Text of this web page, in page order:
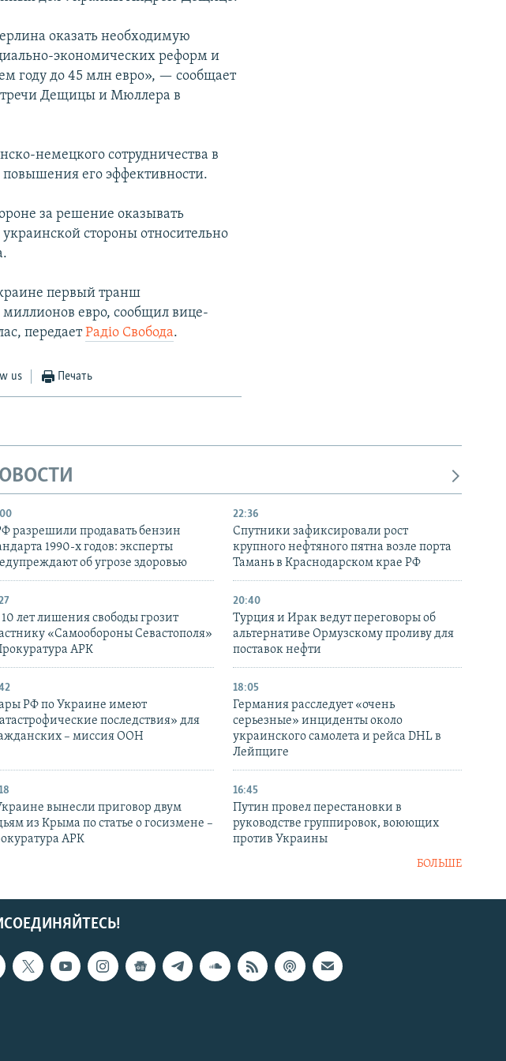
оказать необходимую
экономических реформ и
году до 45 млн евро», — сообщает
Дещицы и Мюллера в
немецкого сотрудничества в
его эффективности.
за решение оказывать
стороны относительно
первый транш
евро, сообщил вице-
передаетРадіо Свобода.
us Печать
разрешили продавать бензин
1990-х годов: эксперты
об угрозе здоровью
22:36
Спутники зафиксировали рост
крупного нефтяного пятна возле порта
Тамань в Краснодарском крае РФ
лет лишения свободы грозит
«Самообороны Севастополя»
АРК
20:40
Турция и Ирак ведут переговоры об
альтернативе Ормузскому проливу для
поставок нефти
РФ по Украине имеют
последствия» для
– миссия ООН
18:05
Германия расследует «очень
серьезные» инциденты около
украинского самолета и рейса DHL в
Лейпциге
вынесли приговор двум
из Крыма по статье о госизмене –
АРК
16:45
Путин провел перестановки в
руководстве группировок, воюющих
против Украины
БОЛЬШЕ